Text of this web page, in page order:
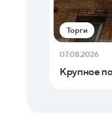
Торги
07.08.2026
Крупное